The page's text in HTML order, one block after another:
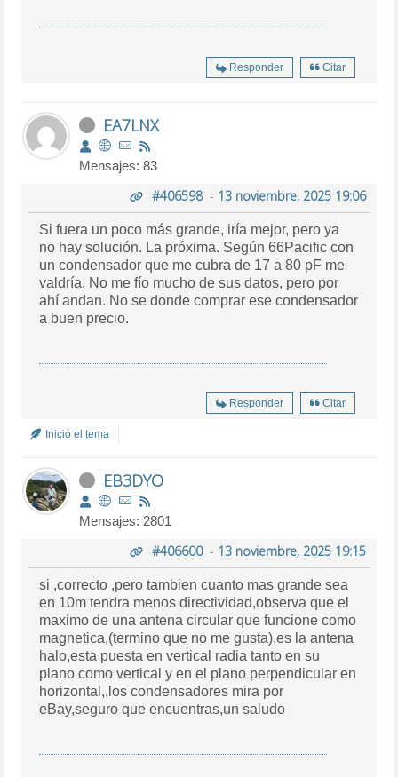
Responder Citar
EA7LNX
Mensajes: 83
#406598- 13 noviembre, 2025 19:06
Si fuera un poco más grande, iría mejor, pero ya
no hay solución. La próxima. Según 66Pacific con
un condensador que me cubra de 17 a 80 pF me
valdría. No me fío mucho de sus datos, pero por
ahí andan. No se donde comprar ese condensador
a buen precio.
Responder Citar
Inició el tema
EB3DYO
Mensajes: 2801
#406600- 13 noviembre, 2025 19:15
si ,correcto ,pero tambien cuanto mas grande sea
en 10m tendra menos directividad,observa que el
maximo de una antena circular que funcione como
magnetica,(termino que no me gusta),es la antena
halo,esta puesta en vertical radia tanto en su
plano como vertical y en el plano perpendicular en
horizontal,,los condensadores mira por
eBay,seguro que encuentras,un saludo